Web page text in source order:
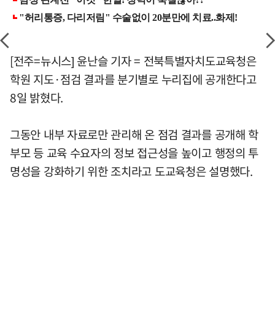
[전주=뉴시스] 윤난슬 기자 = 전북특별자치도교육청은
학원 지도·점검 결과를 분기별로 누리집에 공개한다고
8일 밝혔다.
그동안 내부 자료로만 관리해 온 점검 결과를 공개해 학
부모 등 교육 수요자의 정보 접근성을 높이고 행정의 투
명성을 강화하기 위한 조치라고 도교육청은 설명했다.